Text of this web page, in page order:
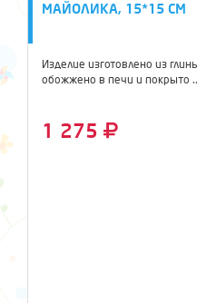
МАЙОЛИКА, 15*15 СМ
Изделие изготовлено из
обожжено в печи и покрыто
1 275